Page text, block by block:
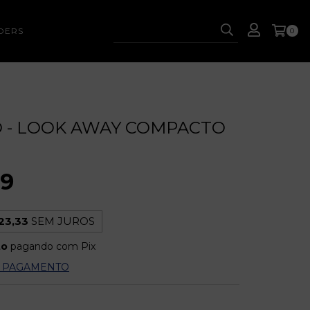
0
- LOOK AWAY COMPACTO
SEM JUROS
pagando com Pix